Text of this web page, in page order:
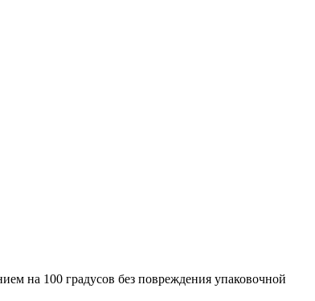
на 100 градусов без повреждения упаковочной